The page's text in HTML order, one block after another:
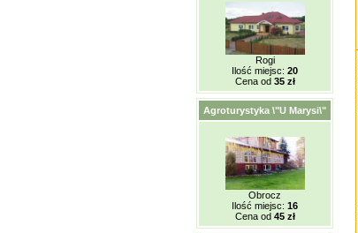
Rogi
Ilość miejsc: 20
Cena od 35 zł
Agroturystyka \"U Marysi\"
Obrocz
Ilość miejsc: 16
Cena od 45 zł